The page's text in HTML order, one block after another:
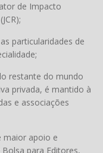
de Impacto
particularidades de
restante do mundo
privada, é mantido à
e associações
maior apoio e
para Editores,